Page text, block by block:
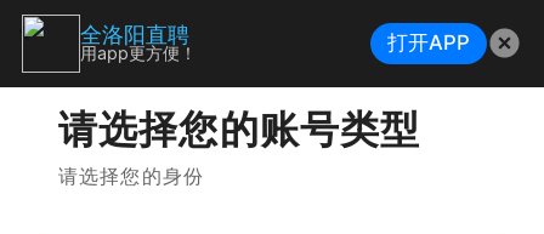
请选择您的账号类型
请选择您的身份
全洛阳直聘
用app更方便！ 打开APP